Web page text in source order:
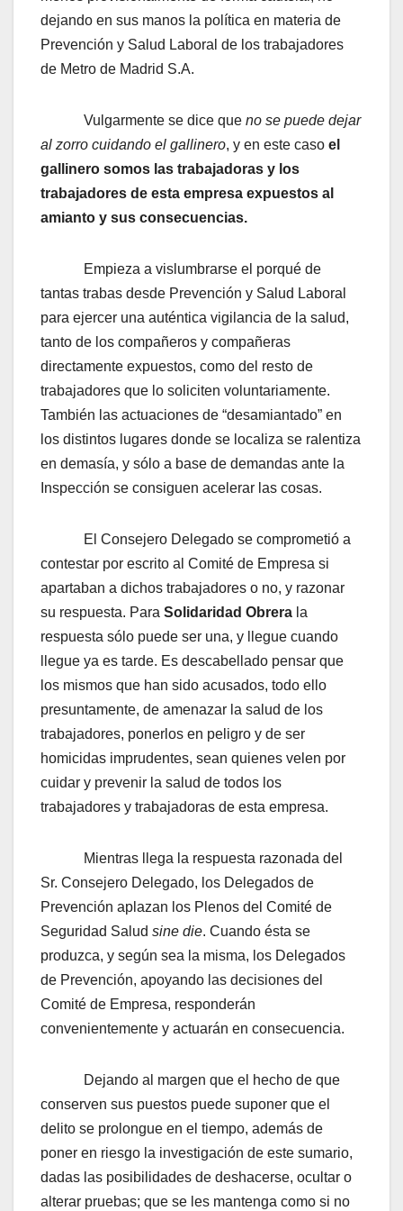
dejando en sus manos la política en materia de
Prevención y Salud Laboral de los trabajadores
de Metro de Madrid S.A.
Vulgarmente se dice que no se puede dejar
al zorro cuidando el gallinero, y en este caso el
gallinero somos las trabajadoras y los
trabajadores de esta empresa expuestos al
amianto y sus consecuencias.
Empieza a vislumbrarse el porqué de
tantas trabas desde Prevención y Salud Laboral
para ejercer una auténtica vigilancia de la salud,
tanto de los compañeros y compañeras
directamente expuestos, como del resto de
trabajadores que lo soliciten voluntariamente.
También las actuaciones de “desamiantado” en
los distintos lugares donde se localiza se ralentiza
en demasía, y sólo a base de demandas ante la
Inspección se consiguen acelerar las cosas.
El Consejero Delegado se comprometió a
contestar por escrito al Comité de Empresa si
apartaban a dichos trabajadores o no, y razonar
su respuesta. Para Solidaridad Obrera la
respuesta sólo puede ser una, y llegue cuando
llegue ya es tarde. Es descabellado pensar que
los mismos que han sido acusados, todo ello
presuntamente, de amenazar la salud de los
trabajadores, ponerlos en peligro y de ser
homicidas imprudentes, sean quienes velen por
cuidar y prevenir la salud de todos los
trabajadores y trabajadoras de esta empresa.
Mientras llega la respuesta razonada del
Sr. Consejero Delegado, los Delegados de
Prevención aplazan los Plenos del Comité de
Seguridad Salud sine die. Cuando ésta se
produzca, y según sea la misma, los Delegados
de Prevención, apoyando las decisiones del
Comité de Empresa, responderán
convenientemente y actuarán en consecuencia.
Dejando al margen que el hecho de que
conserven sus puestos puede suponer que el
delito se prolongue en el tiempo, además de
poner en riesgo la investigación de este sumario,
dadas las posibilidades de deshacerse, ocultar o
alterar pruebas; que se les mantenga como si no